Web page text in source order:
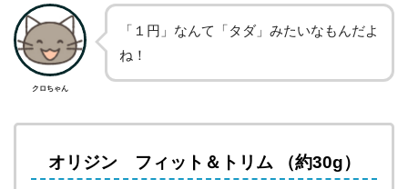
クロちゃん
「１円」なんて「タダ」みたいなもんだよ
ね！
オリジン フィット＆トリム （約30g）